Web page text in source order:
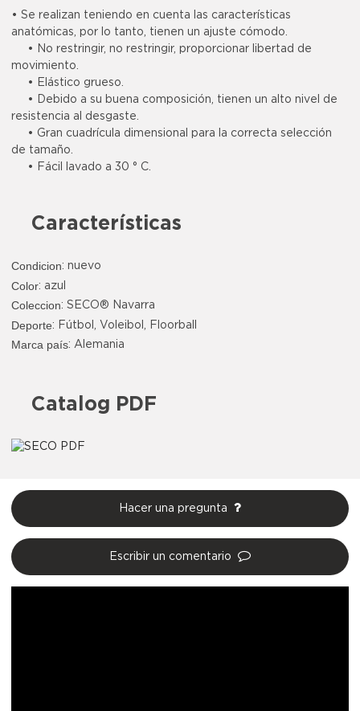
• Se realizan teniendo en cuenta las características
anatómicas, por lo tanto, tienen un ajuste cómodo.
• No restringir, no restringir, proporcionar libertad de
movimiento.
• Elástico grueso.
• Debido a su buena composición, tienen un alto nivel de
resistencia al desgaste.
• Gran cuadrícula dimensional para la correcta selección
de tamaño.
• Fácil lavado a 30 ° C.
Características
Condicion: nuevo
Color: azul
Coleccion: SECO® Navarra
Deporte: Fútbol, Voleibol, Floorball
Marca país: Alemania
Catalog PDF
Hacer una pregunta
Escribir un comentario